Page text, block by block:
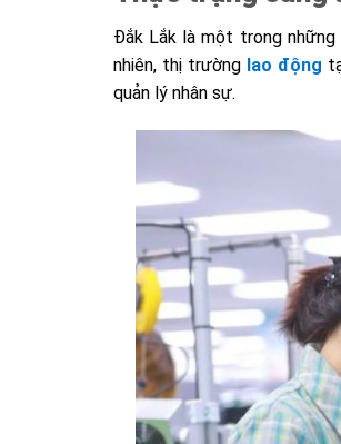
Đắk Lắk là một trong
nhiên, thị trường lao động
quản lý nhân sự.